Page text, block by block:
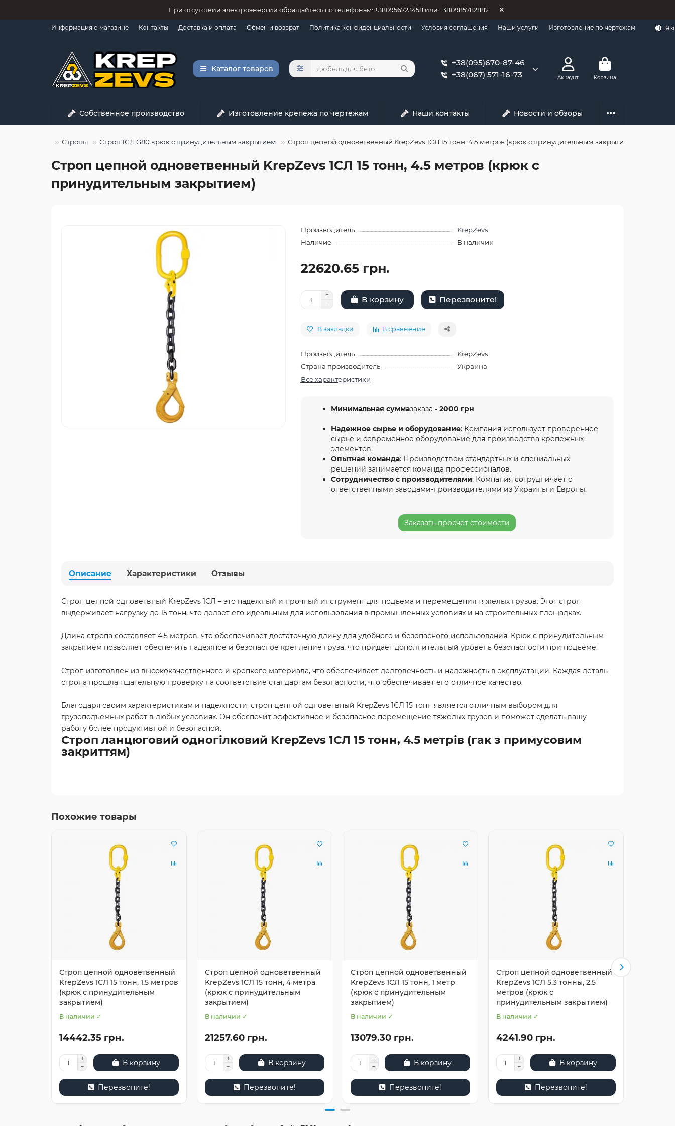
При отсутствии электроэнергии обращайтесь по телефонам: +380956723458 или +380985782882
Информация о магазине Контакты Доставка и оплата Обмен и возврат Политика конфиденциальности Условия соглашения Наши услуги Изготовление по чертежам
Каталог товаров
+38(095)670-87-46
+38(067) 571-16-73
Аккаунт Корзина
Собственное производство Изготовление крепежа по чертежам Наши контакты Новости и обзоры
Стропы Строп 1СЛ G80 крюк с принудительным закрытием Строп цепной одноветвенный KrepZevs 1СЛ 15 тонн, 4.5 метров (крюк с принудительным закрытием)
Строп цепной одноветвенный KrepZevs 1СЛ 15 тонн, 4.5 метров (крюк с
принудительным закрытием)
Производитель
KrepZevs
Наличие
В наличии
22620.65 грн.
В корзину Перезвоните!
В закладки В сравнение
Производитель
KrepZevs
Страна производитель
Украина
Все характеристики
Минимальная суммазаказа - 2000 грн
Надежное сырье и оборудование: Компания использует проверенное
сырье и современное оборудование для производства крепежных
элементов.
Опытная команда: Производством стандартных и специальных
решений занимается команда профессионалов.
Сотрудничество с производителями: Компания сотрудничает с
ответственными заводами-производителями из Украины и Европы.
Заказать просчет стоимости
Описание Характеристики Отзывы
Строп цепной одноветвный KrepZevs 1СЛ – это надежный и прочный инструмент для подъема и перемещения тяжелых грузов. Этот строп
выдерживает нагрузку до 15 тонн, что делает его идеальным для использования в промышленных условиях и на строительных площадках.
Длина стропа составляет 4.5 метров, что обеспечивает достаточную длину для удобного и безопасного использования. Крюк с принудительным
закрытием позволяет обеспечить надежное и безопасное крепление груза, что придает дополнительный уровень безопасности при подъеме.
Строп изготовлен из высококачественного и крепкого материала, что обеспечивает долговечность и надежность в эксплуатации. Каждая деталь
стропа прошла тщательную проверку на соответствие стандартам безопасности, что обеспечивает его отличное качество.
Благодаря своим характеристикам и надежности, строп цепной одноветвный KrepZevs 1СЛ 15 тонн является отличным выбором для
грузоподъемных работ в любых условиях. Он обеспечит эффективное и безопасное перемещение тяжелых грузов и поможет сделать вашу
работу более продуктивной и безопасной.
Строп ланцюговий одногілковий KrepZevs 1СЛ 15 тонн, 4.5 метрів (гак з примусовим
закриттям)
Похожие товары
Строп цепной одноветвенный
KrepZevs 1СЛ 15 тонн, 1.5 метров
(крюк с принудительным
закрытием)
В наличии ✓
14442.35 грн.
В корзину
Перезвоните!
Строп цепной одноветвенный
KrepZevs 1СЛ 15 тонн, 4 метра
(крюк с принудительным
закрытием)
В наличии ✓
21257.60 грн.
В корзину
Перезвоните!
Строп цепной одноветвенный
KrepZevs 1СЛ 15 тонн, 1 метр
(крюк с принудительным
закрытием)
В наличии ✓
13079.30 грн.
В корзину
Перезвоните!
Строп цепной одноветвенный
KrepZevs 1СЛ 5.3 тонны, 2.5
метров (крюк с
принудительным закрытием)
В наличии ✓
4241.90 грн.
В корзину
Перезвоните!